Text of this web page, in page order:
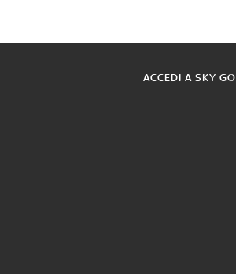
ACCEDI A SKY GO